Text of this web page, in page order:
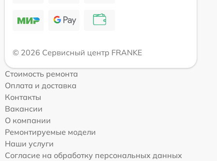
© 2026 Сервисный центр FRANKE
Стоимость ремонта
Оплата и доставка
Контакты
Вакансии
О компании
Ремонтируемые модели
Наши услуги
Согласие на обработку персональных данных